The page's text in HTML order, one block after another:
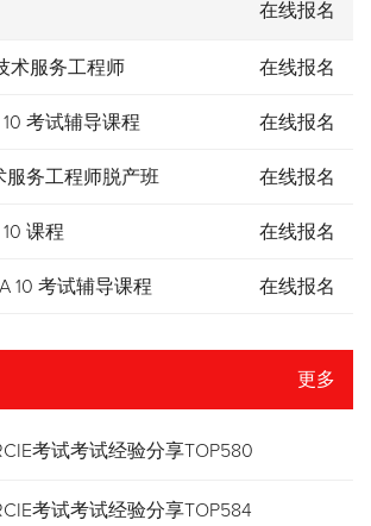
在线报名
术服务工程师 在线报名
考试辅导课程 在线报名
服务工程师脱产班 在线报名
课程 在线报名
10 考试辅导课程 在线报名
更多
考试考试经验分享TOP580
考试考试经验分享TOP584